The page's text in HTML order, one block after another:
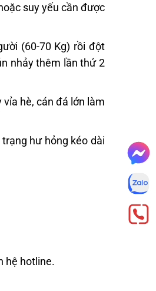
suy yếu cần được
(60-70 Kg) rồi đột
nhảy thêm lần thứ 2
hè, cán đá lớn làm
hư hỏng kéo dài
hệ hotline.